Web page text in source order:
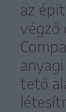
az
végző
tető